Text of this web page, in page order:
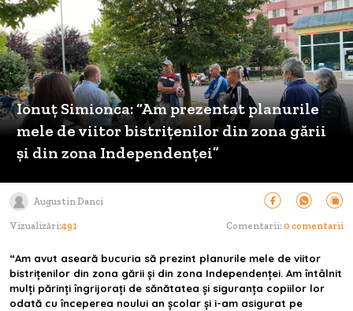
Ionuț Simionca: “Am prezentat planurile
mele de viitor bistrițenilor din zona gării
și din zona Independenței”
Augustin Danci
Vizualizări:491 Comentarii: 0 comentarii
“Am avut aseară bucuria să prezint planurile mele de viitor
bistrițenilor din zona gării și din zona Independenței. Am întâlnit
mulți părinți îngrijorați de sănătatea și siguranța copiilor lor
odată cu începerea noului an școlar și i-am asigurat pe